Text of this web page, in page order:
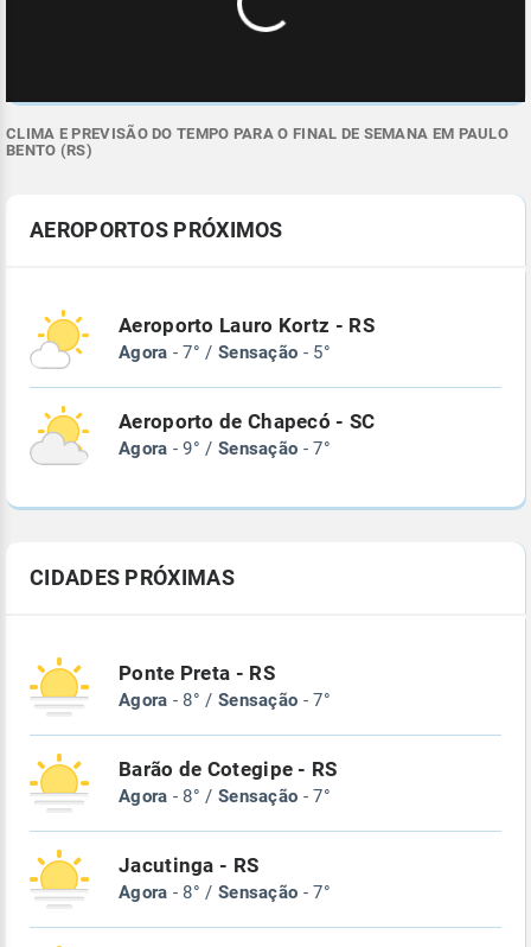
CLIMA E PREVISÃO DO TEMPO PARA O FINAL DE SEMANA EM PAULO
BENTO (RS)
AEROPORTOS PRÓXIMOS
Aeroporto Lauro Kortz - RS
Agora - 7° / Sensação - 5°
Aeroporto de Chapecó - SC
Agora - 9° / Sensação - 7°
CIDADES PRÓXIMAS
Ponte Preta - RS
Agora - 8° / Sensação - 7°
Barão de Cotegipe - RS
Agora - 8° / Sensação - 7°
Jacutinga - RS
Agora - 8° / Sensação - 7°